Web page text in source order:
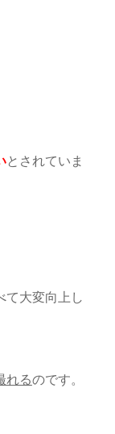
とされていま
て大変向上し
れるのです。